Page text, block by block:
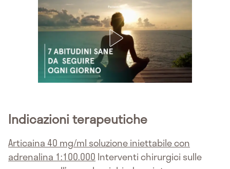
Indicazioni terapeutiche
Articaina 40 mg/ml soluzione iniettabile con
adrenalina 1:100.000 Interventi chirurgici sulle